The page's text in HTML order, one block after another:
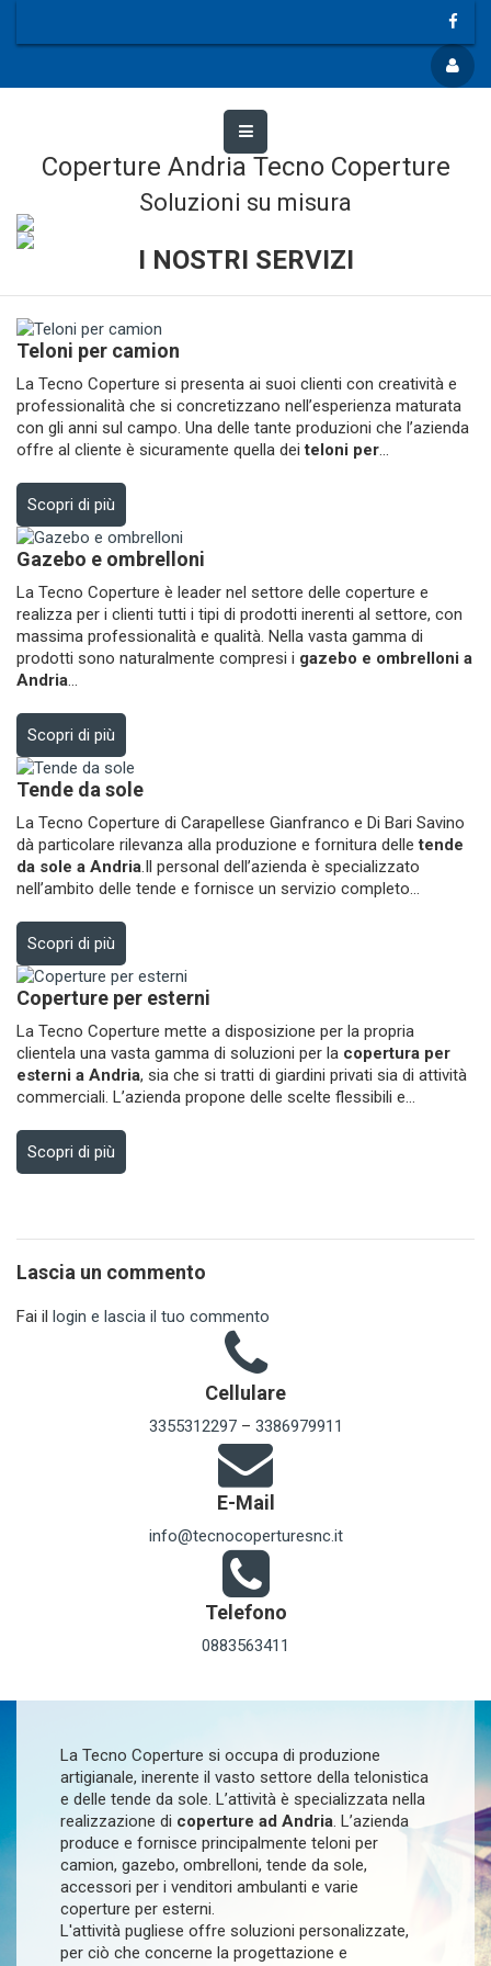
Coperture Andria Tecno Coperture
Soluzioni su misura
I NOSTRI SERVIZI
Teloni per camion
La Tecno Coperture si presenta ai suoi clienti con creatività e
professionalità che si concretizzano nell’esperienza maturata
con gli anni sul campo. Una delle tante produzioni che l’azienda
offre al cliente è sicuramente quella deiteloni per...
Scopri di più
Gazebo e ombrelloni
La Tecno Coperture è leader nel settore delle coperture e
realizza per i clienti tutti i tipi di prodotti inerenti al settore, con
massima professionalità e qualità. Nella vasta gamma di
prodotti sono naturalmente compresi i gazebo e ombrelloni a
Andria...
Scopri di più
Tende da sole
La Tecno Coperture di Carapellese Gianfranco e Di Bari Savino
dà particolare rilevanza alla produzione e fornitura delletende
da sole a Andria.Il personal dell’azienda è specializzato
nell’ambito delle tende e fornisce un servizio completo...
Scopri di più
Coperture per esterni
La Tecno Coperture mette a disposizione per la propria
clientela una vasta gamma di soluzioni per la copertura per
esterni a Andria, sia che si tratti di giardini privati sia di attività
commerciali. L’azienda propone delle scelte flessibili e...
Scopri di più
Lascia un commento
Fai il login e lascia il tuo commento
Cellulare
3355312297– 3386979911
E-Mail
info@tecnocoperturesnc.it
Telefono
0883563411
La Tecno Coperture si occupa di produzione
artigianale, inerente il vasto settore della telonistica
e delle tende da sole. L’attività è specializzata nella
realizzazione di coperture ad Andria. L’azienda
produce e fornisce principalmente teloni per
camion, gazebo, ombrelloni, tende da sole,
accessori per i venditori ambulanti e varie
coperture per esterni.
L'attività pugliese offre soluzioni personalizzate,
per ciò che concerne la progettazione e